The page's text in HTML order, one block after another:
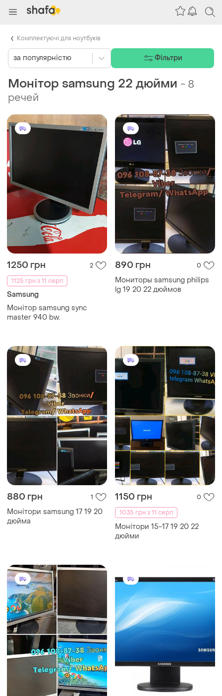
Монітор samsung 22 дюйми - 8
речей
1250 грн
2
1125 грн з 11 серп
Samsung
Монітор samsung sync
master 940 bw.
890 грн 0
Мониторы samsung philips
lg 19 20 22 дюймов
880 грн 1
Монітори samsung 17 19 20
дюйма
1150 грн
0
1035 грн з 11 серп
Монітори 15-17 19 20 22
дюйми
за популярністю Фільтри
Комплектуючі для ноутбуків